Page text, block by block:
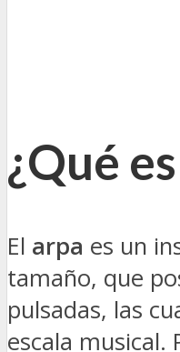
¿Qué
El arpa es un
tamaño, que
pulsadas, las
escala musical.